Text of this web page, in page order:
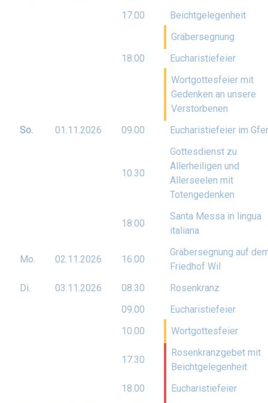
17.00
Beichtgelegenheit
Gräbersegnung
18.00
Eucharistiefeier
Wortgottesfeier mit
Gedenken an unsere
Verstorbenen
So.
01.11.2026 09.00 Eucharistiefeier im
10.30
Gottesdienst zu
Allerheiligen und
Allerseelen mit
Totengedenken
18.00
Santa Messa in lingua
italiana
Mo. 02.11.2026 16.00
Gräbersegnung auf
Friedhof Wil
Di.
03.11.2026 08.30
Rosenkranz
09.00
Eucharistiefeier
10.00
Wortgottesfeier
17.30
Rosenkranzgebet mit
Beichtgelegenheit
18.00
Eucharistiefeier